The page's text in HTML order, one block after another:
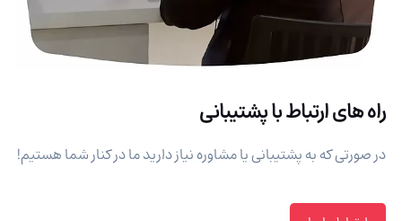
راه های ارتباط با پشتیبانی
در صورتی که به پشتیبانی یا مشاوره نیاز دارید ما در کنار شما هستیم!